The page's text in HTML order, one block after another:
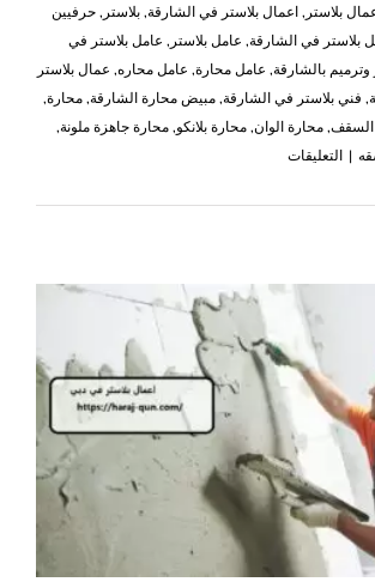
بلاستر , اعمال بلاستر في الشارقة, بلاستر , حرفيين
بلاستر في الشارقة, عامل بلاستر , عامل بلاستر في
وترميم بالشارقة, عامل محارة, عامل محاره, عمال بلاستر
, فني بلاستر في الشارقة, مبيض محارة الشارقة, محارة,
السقف, محارة الوان, محارة بلانكو, محارة جاهزة ملونة,
| التعليقاتعلى
بلاستر
|0503418441